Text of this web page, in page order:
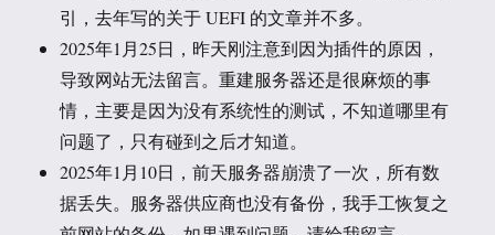
引，去年写的关于 UEFI 的文章并不多。
2025年1月25日，昨天刚注意到因为插件的原因，
导致网站无法留言。重建服务器还是很麻烦的事
情，主要是因为没有系统性的测试，不知道哪里有
问题了，只有碰到之后才知道。
2025年1月10日，前天服务器崩溃了一次，所有数
据丢失。服务器供应商也没有备份，我手工恢复之